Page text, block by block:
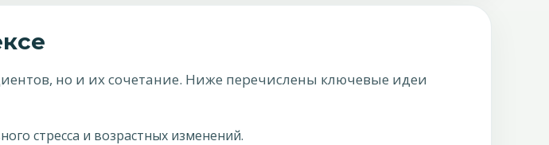
но и их сочетание. Ниже перечислены ключевые идеи
стресса и возрастных изменений.